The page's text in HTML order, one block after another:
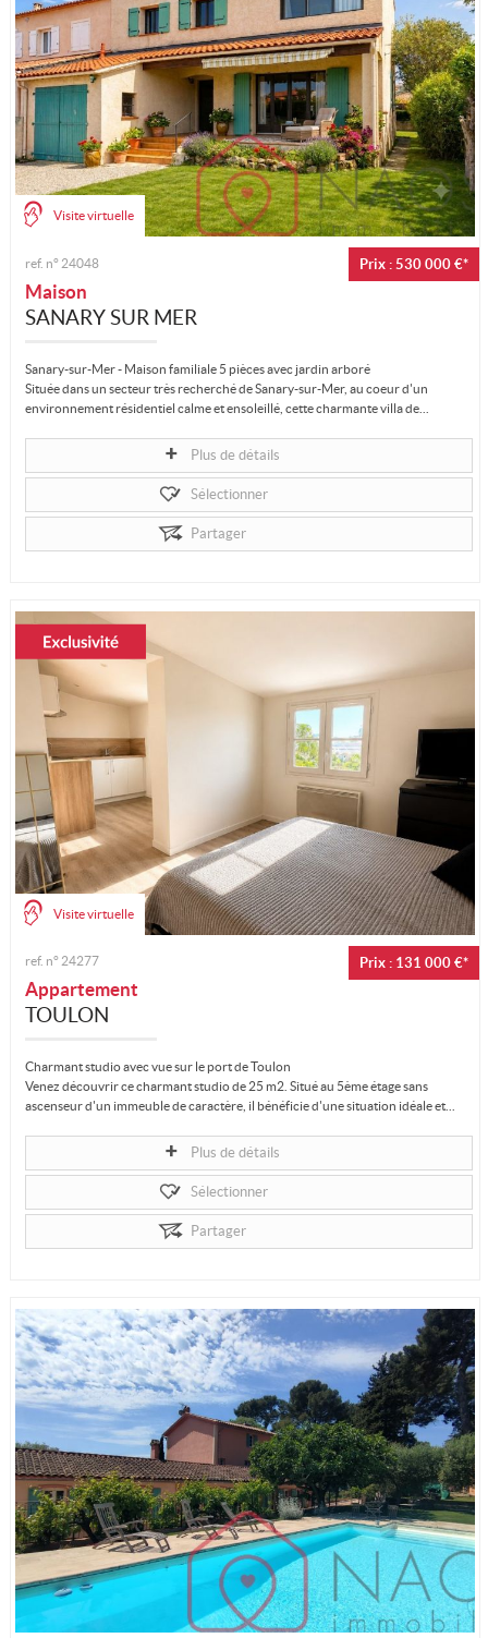
Visite virtuelle
Prix : 530 000 €*
ref. n° 24048
Maison
SANARY SUR MER
Sanary-sur-Mer - Maison familiale 5 pièces avec jardin arboré
Située dans un secteur très recherché de Sanary-sur-Mer, au coeur d'un
environnement résidentiel calme et ensoleillé, cette charmante villa de...
Plus de détails
Sélectionner
Partager
Visite virtuelle
Prix : 131 000 €*
ref. n° 24277
Appartement
TOULON
Charmant studio avec vue sur le port de Toulon
Venez découvrir ce charmant studio de 25 m2. Situé au 5ème étage sans
ascenseur d'un immeuble de caractère, il bénéficie d'une situation idéale et...
Plus de détails
Sélectionner
Partager